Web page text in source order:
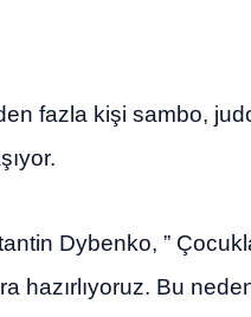
fazla kişi sambo,
Dybenko, ”
hazırlıyoruz. Bu